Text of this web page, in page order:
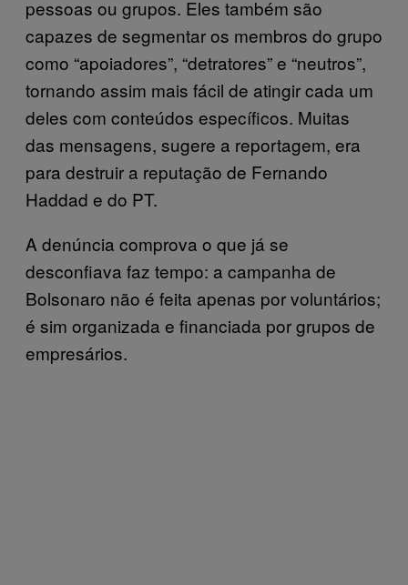
pessoas ou grupos. Eles também são
capazes de segmentar os membros do grupo
como “apoiadores”, “detratores” e “neutros”,
tornando assim mais fácil de atingir cada um
deles com conteúdos específicos. Muitas
das mensagens, sugere a reportagem, era
para destruir a reputação de Fernando
Haddad e do PT.
A denúncia comprova o que já se
desconfiava faz tempo: a campanha de
Bolsonaro não é feita apenas por voluntários;
é sim organizada e financiada por grupos de
empresários.